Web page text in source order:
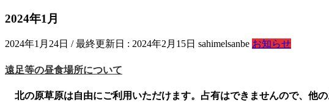
2024年1月
2024年1月24日 / 最終更新日 : 2024年2月15日 sahimelsanbe お知らせ
遠足等の昼食場所について
北の原草原は自由にご利用いただけます。占有はできませんので、他の